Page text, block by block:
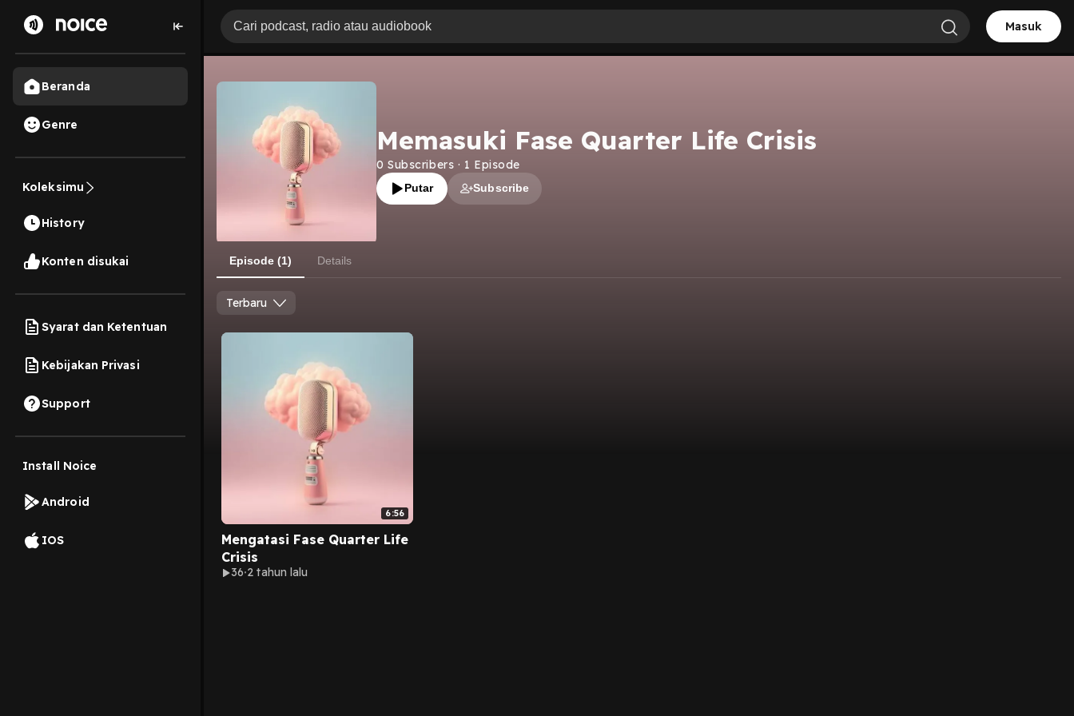
Beranda
Genre
Koleksimu
History
Konten disukai
Syarat dan Ketentuan
Kebijakan Privasi
Support
Install Noice
Android
IOS
Masuk
Memasuki Fase Quarter Life Crisis
0 Subscribers · 1 Episode
Putar Subscribe
Episode (1) Details
Terbaru
6:56
Mengatasi Fase Quarter Life
Crisis
36 2 tahun lalu